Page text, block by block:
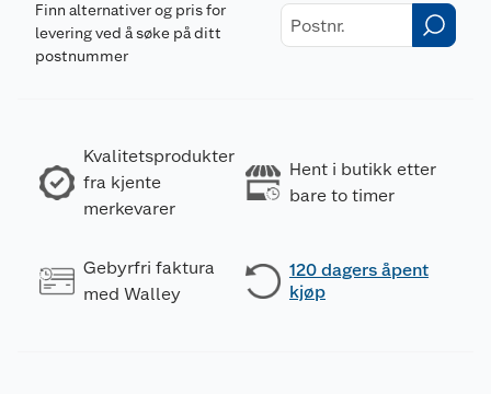
Finn alternativer og pris for
levering ved å søke på ditt
postnummer
Kvalitetsprodukter
fra kjente
merkevarer
Hent i butikk etter
bare to timer
Gebyrfri faktura
med Walley
120 dagers åpent
kjøp